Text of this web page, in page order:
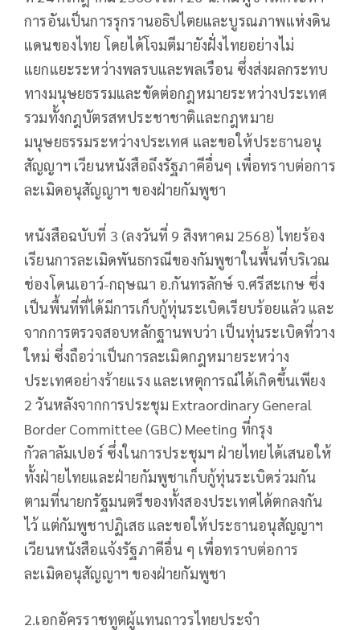
การอันเป็นการรุกรานอธิปไตยและบูรณภาพแห่งดิน
แดนของไทย โดยได้โจมตีมายังฝั่งไทยอย่างไม่
แยกแยะระหว่างพลรบและพลเรือน ซึ่งส่งผลกระทบ
ทางมนุษยธรรมและขัดต่อกฎหมายระหว่างประเทศ
รวมทั้งกฎบัตรสหประชาชาติและกฎหมาย
มนุษยธรรมระหว่างประเทศ และขอให้ประธานอนุ
สัญญาฯ เวียนหนังสือถึงรัฐภาคีอื่นๆ เพื่อทราบต่อการ
ละเมิดอนุสัญญาฯ ของฝ่ายกัมพูชา
หนังสือฉบับที่ 3 (ลงวันที่ 9 สิงหาคม 2568) ไทยร้อง
เรียนการละเมิดพันธกรณีของกัมพูชาในพื้นที่บริเวณ
ช่องโดนเอาว์-กฤษณา อ.กันทรลักษ์ จ.ศรีสะเกษ ซึ่ง
เป็นพื้นที่ที่ได้มีการเก็บกู้ทุ่นระเบิดเรียบร้อยแล้ว และ
จากการตรวจสอบหลักฐานพบว่า เป็นทุ่นระเบิดที่วาง
ใหม่ ซึ่งถือว่าเป็นการละเมิดกฎหมายระหว่าง
ประเทศอย่างร้ายแรง และเหตุการณ์ได้เกิดขึ้นเพียง
2 วันหลังจากการประชุม Extraordinary General
Border Committee (GBC) Meeting ที่กรุง
กัวลาลัมเปอร์ ซึ่งในการประชุมฯ ฝ่ายไทยได้เสนอให้
ทั้งฝ่ายไทยและฝ่ายกัมพูชาเก็บกู้ทุ่นระเบิดร่วมกัน
ตามที่นายกรัฐมนตรีของทั้งสองประเทศได้ตกลงกัน
ไว้ แต่กัมพูชาปฏิเสธ และขอให้ประธานอนุสัญญาฯ
เวียนหนังสือแจ้งรัฐภาคีอื่น ๆ เพื่อทราบต่อการ
ละเมิดอนุสัญญาฯ ของฝ่ายกัมพูชา
2.เอกอัครราชทูตผู้แทนถาวรไทยประจำ